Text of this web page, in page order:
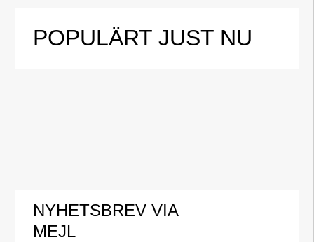
POPULÄRT JUST NU
NYHETSBREV VIA
MEJL